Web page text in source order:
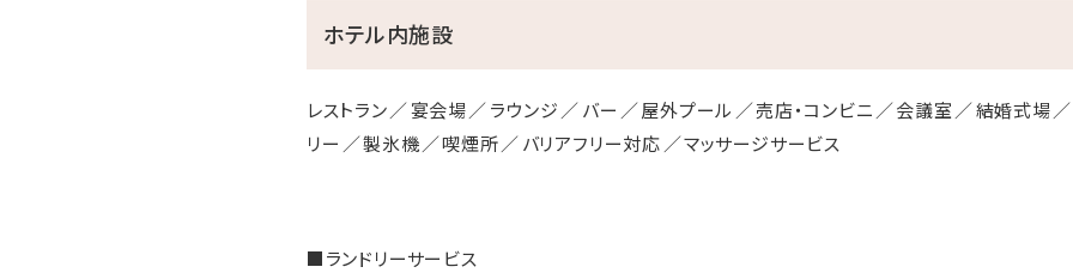
ホテル内施設
レストラン 宴会場 ラウンジ バー 屋外プール 売店・コンビニ 会議室 結婚式場
リー
製氷機 喫煙所 バリアフリー対応 マッサージサービス
■ランドリーサービス